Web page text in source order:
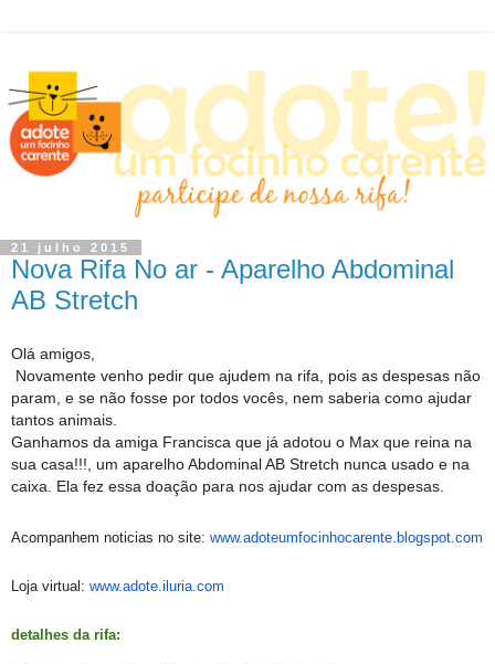
21 julho 2015
Nova Rifa No ar - Aparelho Abdominal
AB Stretch
Olá amigos,
Novamente venho pedir que ajudem na rifa, pois as despesas não
param, e se não fosse por todos vocês, nem saberia como ajudar
tantos animais.
Ganhamos da amiga Francisca que já adotou o Max que reina na
sua casa!!!, um aparelho Abdominal AB Stretch nunca usado e na
caixa. Ela fez essa doação para nos ajudar com as despesas.
Acompanhem noticias no site: www.adoteumfocinhocarente. blogspot.com
Loja virtual: www.adote.iluria.com
detalhes da rifa: